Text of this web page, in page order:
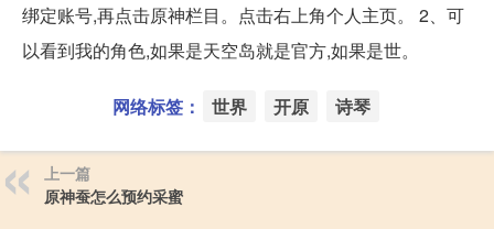
绑定账号,再点击原神栏目。点击右上角个人主页。 2、可
以看到我的角色,如果是天空岛就是官方,如果是世。
网络标签： 世界 开原 诗琴
上一篇
原神蚕怎么预约采蜜